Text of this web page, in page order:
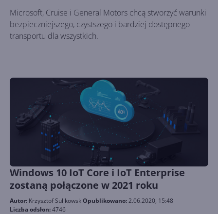
Microsoft, Cruise i General Motors chcą stworzyć warunki
bezpieczniejszego, czystszego i bardziej dostępnego
transportu dla wszystkich.
Windows 10 IoT Core i IoT Enterprise
zostaną połączone w 2021 roku
Autor: Krzysztof SulikowskiOpublikowano:2.06.2020, 15:48
Liczba odsłon:4746